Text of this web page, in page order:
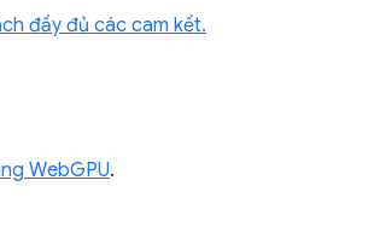
đầy đủ các cam kết.
WebGPU.